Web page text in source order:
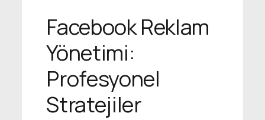
Facebook Reklam
Yönetimi:
Profesyonel
Stratejiler